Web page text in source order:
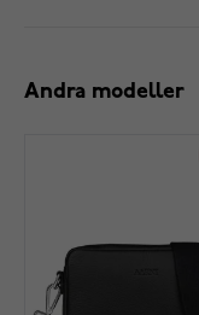
Andra modeller